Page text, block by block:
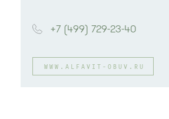
Автобусы № 15, 32.
Маршрутка № 419м, 476м,
"Проспект"":
Автобусы № 15, 32.
+7 (499) 729-23-40
WWW.ALFAVIT-OBUV.RU